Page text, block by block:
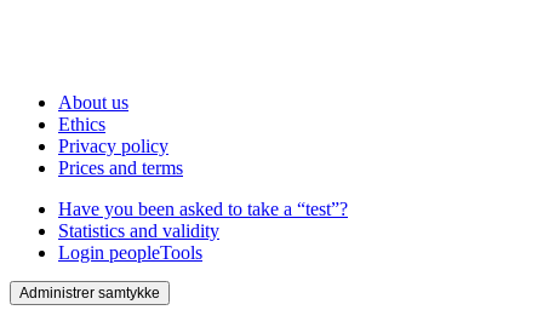
About us
Ethics
Privacy policy
Prices and terms
Have you been asked to take a “test”?
Statistics and validity
Login peopleTools
Administrer samtykke